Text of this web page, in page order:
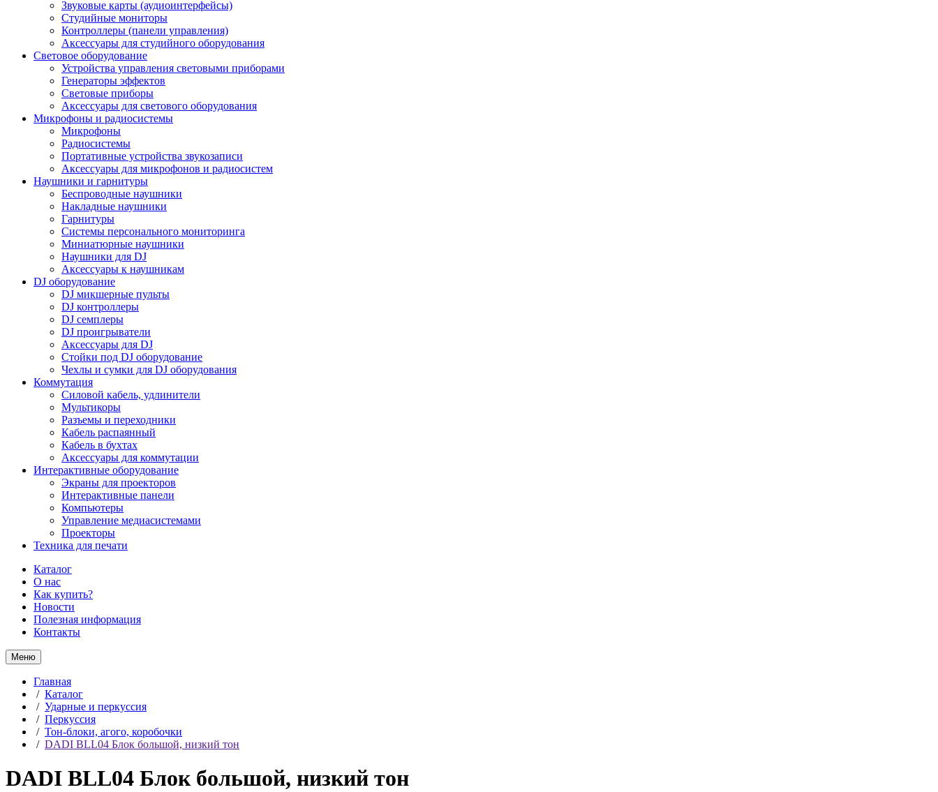
Звуковые карты (аудиоинтерфейсы)
Студийные мониторы
Контроллеры (панели управления)
Аксессуары для студийного оборудования
Световое оборудование
Устройства управления световыми приборами
Генераторы эффектов
Световые приборы
Аксессуары для светового оборудования
Микрофоны и радиосистемы
Микрофоны
Радиосистемы
Портативные устройства звукозаписи
Аксессуары для микрофонов и радиосистем
Наушники и гарнитуры
Беспроводные наушники
Накладные наушники
Гарнитуры
Системы персонального мониторинга
Миниатюрные наушники
Наушники для DJ
Аксессуары к наушникам
DJ оборудование
DJ микшерные пульты
DJ контроллеры
DJ семплеры
DJ проигрыватели
Аксессуары для DJ
Стойки под DJ оборудование
Чехлы и сумки для DJ оборудования
Коммутация
Силовой кабель, удлинители
Мультикоры
Разъемы и переходники
Кабель распаянный
Кабель в бухтах
Аксессуары для коммутации
Интерактивные оборудование
Экраны для проекторов
Интерактивные панели
Компьютеры
Управление медиасистемами
Проекторы
Техника для печати
Каталог
О нас
Как купить?
Новости
Полезная информация
Контакты
Меню
Главная
/ Каталог
/ Ударные и перкуссия
/ Перкуссия
/ Тон-блоки, агого, коробочки
/ DADI BLL04 Блок большой, низкий тон
DADI BLL04 Блок большой, низкий тон